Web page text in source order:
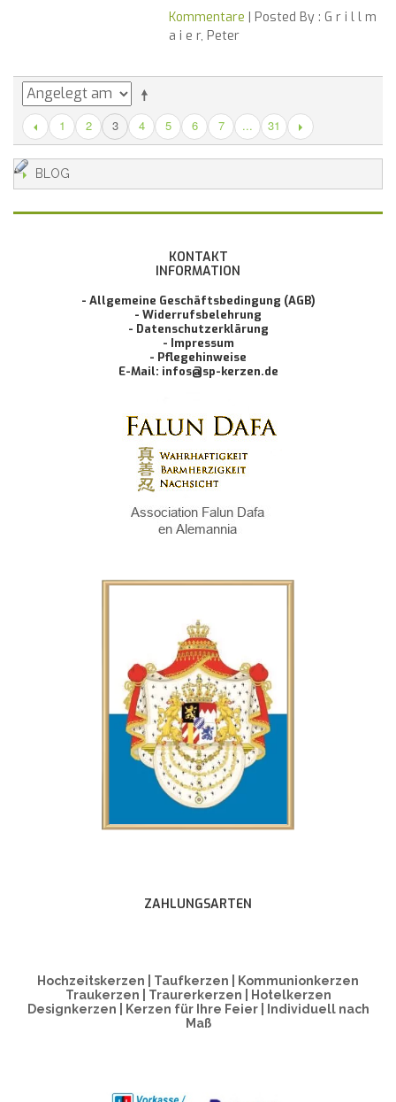
Kommentare | Posted By : G r i l l m
a i e r, Peter
1 2 3 4 5 6 7 ... 31
BLOG
KONTAKT
INFORMATION
- Allgemeine Geschäftsbedingung (AGB)
- Widerrufsbelehrung
- Datenschutzerklärung
- Impressum
- Pflegehinweise
E-Mail: infos@sp-kerzen.de
ZAHLUNGSARTEN
Hochzeitskerzen | Taufkerzen | Kommunionkerzen
Traukerzen | Traurerkerzen | Hotelkerzen
Designkerzen | Kerzen für Ihre Feier | Individuell nach
Maß